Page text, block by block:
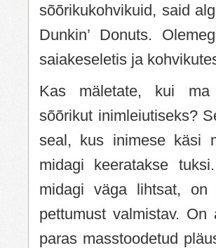
sõõrikukohvikuid, said
Dunkin’ Donuts.
saiakeseletis ja
Kas mäletate, kui ma
sõõrikut inimleiutiseks?
seal, kus inimese käsi
midagi keeratakse
midagi väga lihtsat,
pettumust valmistav.
paras masstoodetud